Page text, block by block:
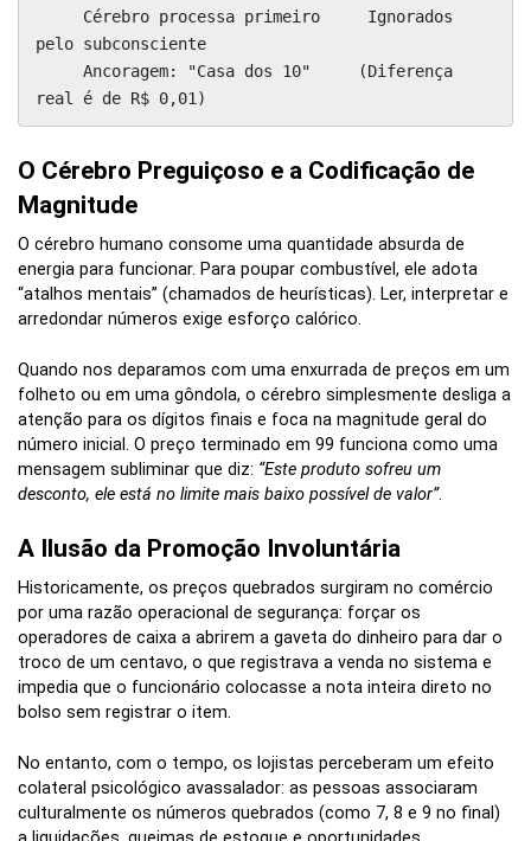
pelo subconsciente
     Ancoragem: "Casa dos 10"     (Diferença
O Cérebro Preguiçoso e a Codificação de
Magnitude
O cérebro humano consome uma quantidade absurda de
energia para funcionar. Para poupar combustível, ele adota
“atalhos mentais” (chamados de heurísticas). Ler, interpretar e
arredondar números exige esforço calórico.
Quando nos deparamos com uma enxurrada de preços em um
folheto ou em uma gôndola, o cérebro simplesmente desliga a
atenção para os dígitos finais e foca na magnitude geral do
número inicial. O preço terminado em 99 funciona como uma
mensagem subliminar que diz: “Este produto sofreu um
desconto, ele está no limite mais baixo possível de valor”.
A Ilusão da Promoção Involuntária
Historicamente, os preços quebrados surgiram no comércio
por uma razão operacional de segurança: forçar os
operadores de caixa a abrirem a gaveta do dinheiro para dar o
troco de um centavo, o que registrava a venda no sistema e
impedia que o funcionário colocasse a nota inteira direto no
bolso sem registrar o item.
No entanto, com o tempo, os lojistas perceberam um efeito
colateral psicológico avassalador: as pessoas associaram
culturalmente os números quebrados (como 7, 8 e 9 no final)